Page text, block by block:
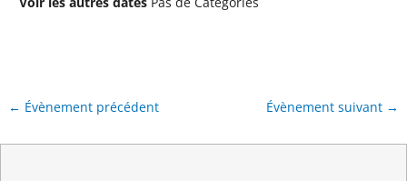
← Évènement précédent Évènement suivant →